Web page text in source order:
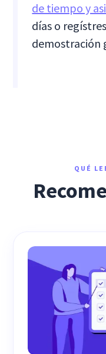
de tiempo y
días o
demostración
QUÉ